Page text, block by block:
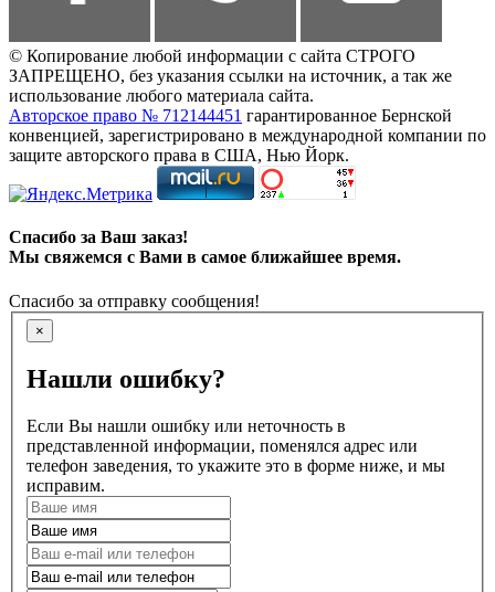
© Копирование любой информации с сайта СТРОГО
ЗАПРЕЩЕНО, без указания ссылки на источник, а так же
использование любого материала сайта.
Авторское право № 712144451 гарантированное Бернской
конвенцией, зарегистрировано в международной компании по
защите авторского права в США, Нью Йорк.
Спасибо за Ваш заказ!
Мы свяжемся с Вами в самое ближайшее время.
Спасибо за отправку сообщения!
×
Нашли ошибку?
Если Вы нашли ошибку или неточность в
представленной информации, поменялся адрес или
телефон заведения, то укажите это в форме ниже, и мы
исправим.